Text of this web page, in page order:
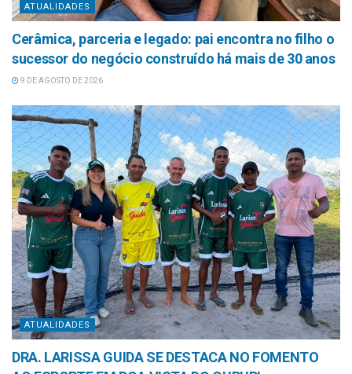
ATUALIDADES
Cerâmica, parceria e legado: pai encontra no filho o
sucessor do negócio construído há mais de 30 anos
9 DE AGOSTO DE 2026
ATUALIDADES
DRA. LARISSA GUIDA SE DESTACA NO FOMENTO